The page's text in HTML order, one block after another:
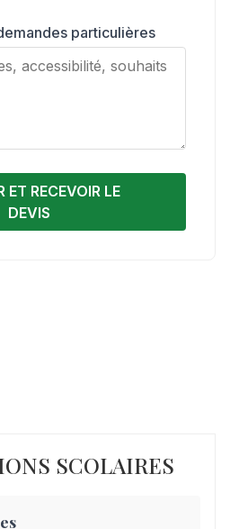
30 enfants
pour 6 élèves -
supplémentaire
handicap ou « dys » :
contacter pour avoir
particulières
ET RECEVOIR LE
DEVIS
SCOLAIRES